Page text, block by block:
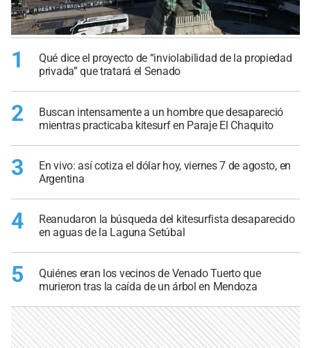
1
Qué dice el proyecto de “inviolabilidad de la propiedad
privada” que tratará el Senado
2
Buscan intensamente a un hombre que desapareció
mientras practicaba kitesurf en Paraje El Chaquito
3
En vivo: así cotiza el dólar hoy, viernes 7 de agosto, en
Argentina
4
Reanudaron la búsqueda del kitesurfista desaparecido
en aguas de la Laguna Setúbal
5
Quiénes eran los vecinos de Venado Tuerto que
murieron tras la caída de un árbol en Mendoza